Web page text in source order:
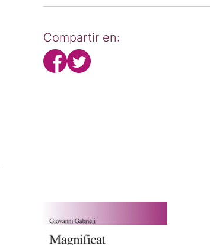
Compartir en: